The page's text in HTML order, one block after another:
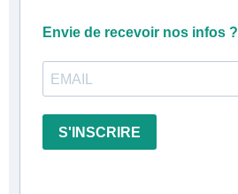
Envie de recevoir nos infos ?
S'INSCRIRE